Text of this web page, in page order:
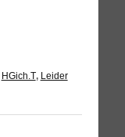
HGich.T, Leider